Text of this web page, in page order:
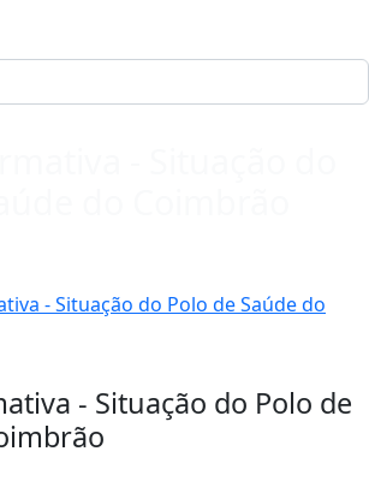
- Situação do Polo de Saúde do
- Situação do Polo de